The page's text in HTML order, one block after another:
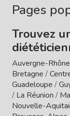
Pages
Trouvez
Auvergne-
Bretagne /
Guadeloupe /
/ La Réunion /
Nouvelle-